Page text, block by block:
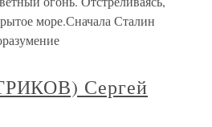
море.Сначала Сталин
Сергей